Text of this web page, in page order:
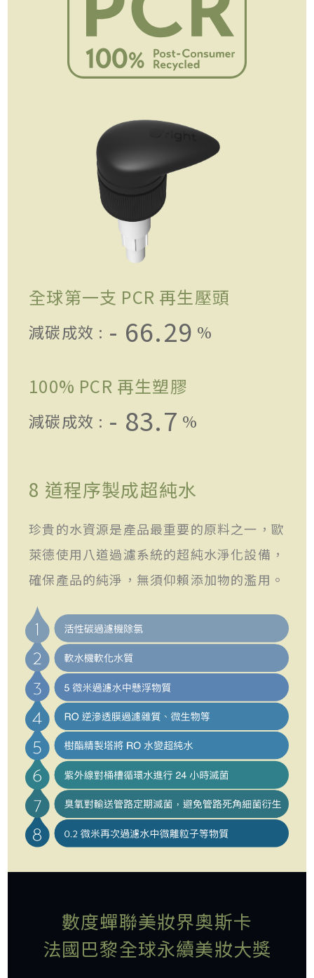
全球第一支 PCR 再生壓頭
減碳成效 : - 66.29 %
100% PCR 再生塑膠
減碳成效 : - 83.7 %
8 道程序製成超純水
珍貴的水資源是產品最重要的原料之一，歐
萊德使用八道過濾系統的超純水淨化設備，
確保產品的純淨，無須仰賴添加物的濫用。
數度蟬聯美妝界奧斯卡
法國巴黎全球永續美妝大獎